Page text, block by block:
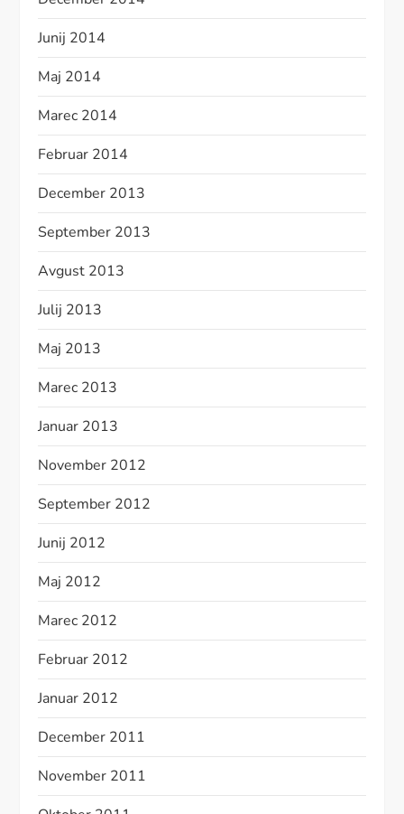
Junij 2014
Maj 2014
Marec 2014
Februar 2014
December 2013
September 2013
Avgust 2013
Julij 2013
Maj 2013
Marec 2013
Januar 2013
November 2012
September 2012
Junij 2012
Maj 2012
Marec 2012
Februar 2012
Januar 2012
December 2011
November 2011